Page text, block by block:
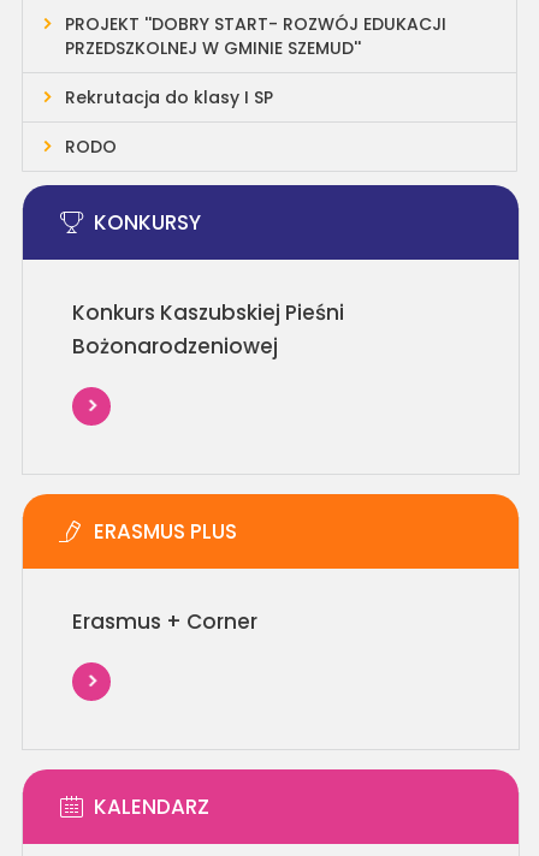
PROJEKT ''DOBRY START- ROZWÓJ EDUKACJI
PRZEDSZKOLNEJ W GMINIE SZEMUD''
Rekrutacja do klasy I SP
RODO
KONKURSY
Konkurs Kaszubskiej Pieśni
Bożonarodzeniowej
ERASMUS PLUS
Erasmus + Corner
KALENDARZ